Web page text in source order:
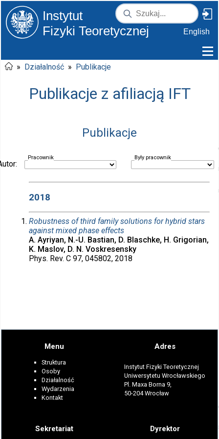
Instytut
Fizyki Teoretycznej
English
» Działalność » Publikacje
Publikacje z afiliacją IFT
Publikacje
Pracownik Były pracownik
2018
Robustness of third family solutions for hybrid stars
against mixed phase effects
A. Ayriyan, N.-U. Bastian, D. Blaschke, H. Grigorian,
K. Maslov, D. N. Voskresensky
Phys. Rev. C 97, 045802, 2018
Menu
Struktura
Osoby
Działalność
Wydarzenia
Kontakt
Adres
Instytut Fizyki Teoretycznej
Uniwersytetu Wrocławskiego
Pl. Maxa Borna 9,
50-204 Wrocław
Sekretariat Dyrektor